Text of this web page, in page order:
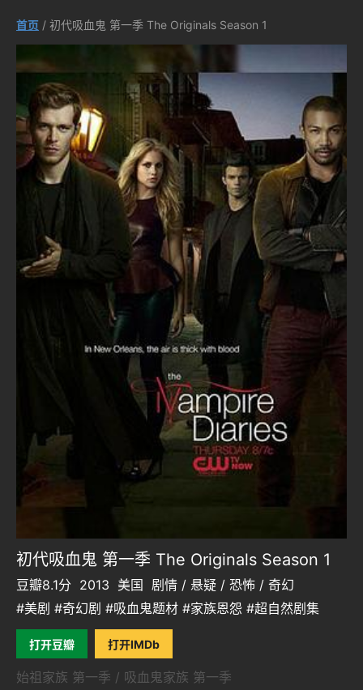
首页 / 初代吸血鬼 第一季 The Originals Season 1
初代吸血鬼 第一季 The Originals Season 1
豆瓣8.1分 2013 美国 剧情 / 悬疑 / 恐怖 / 奇幻
#美剧 #奇幻剧 #吸血鬼题材 #家族恩怨 #超自然剧集
打开豆瓣 打开IMDb
始祖家族 第一季 / 吸血鬼家族 第一季